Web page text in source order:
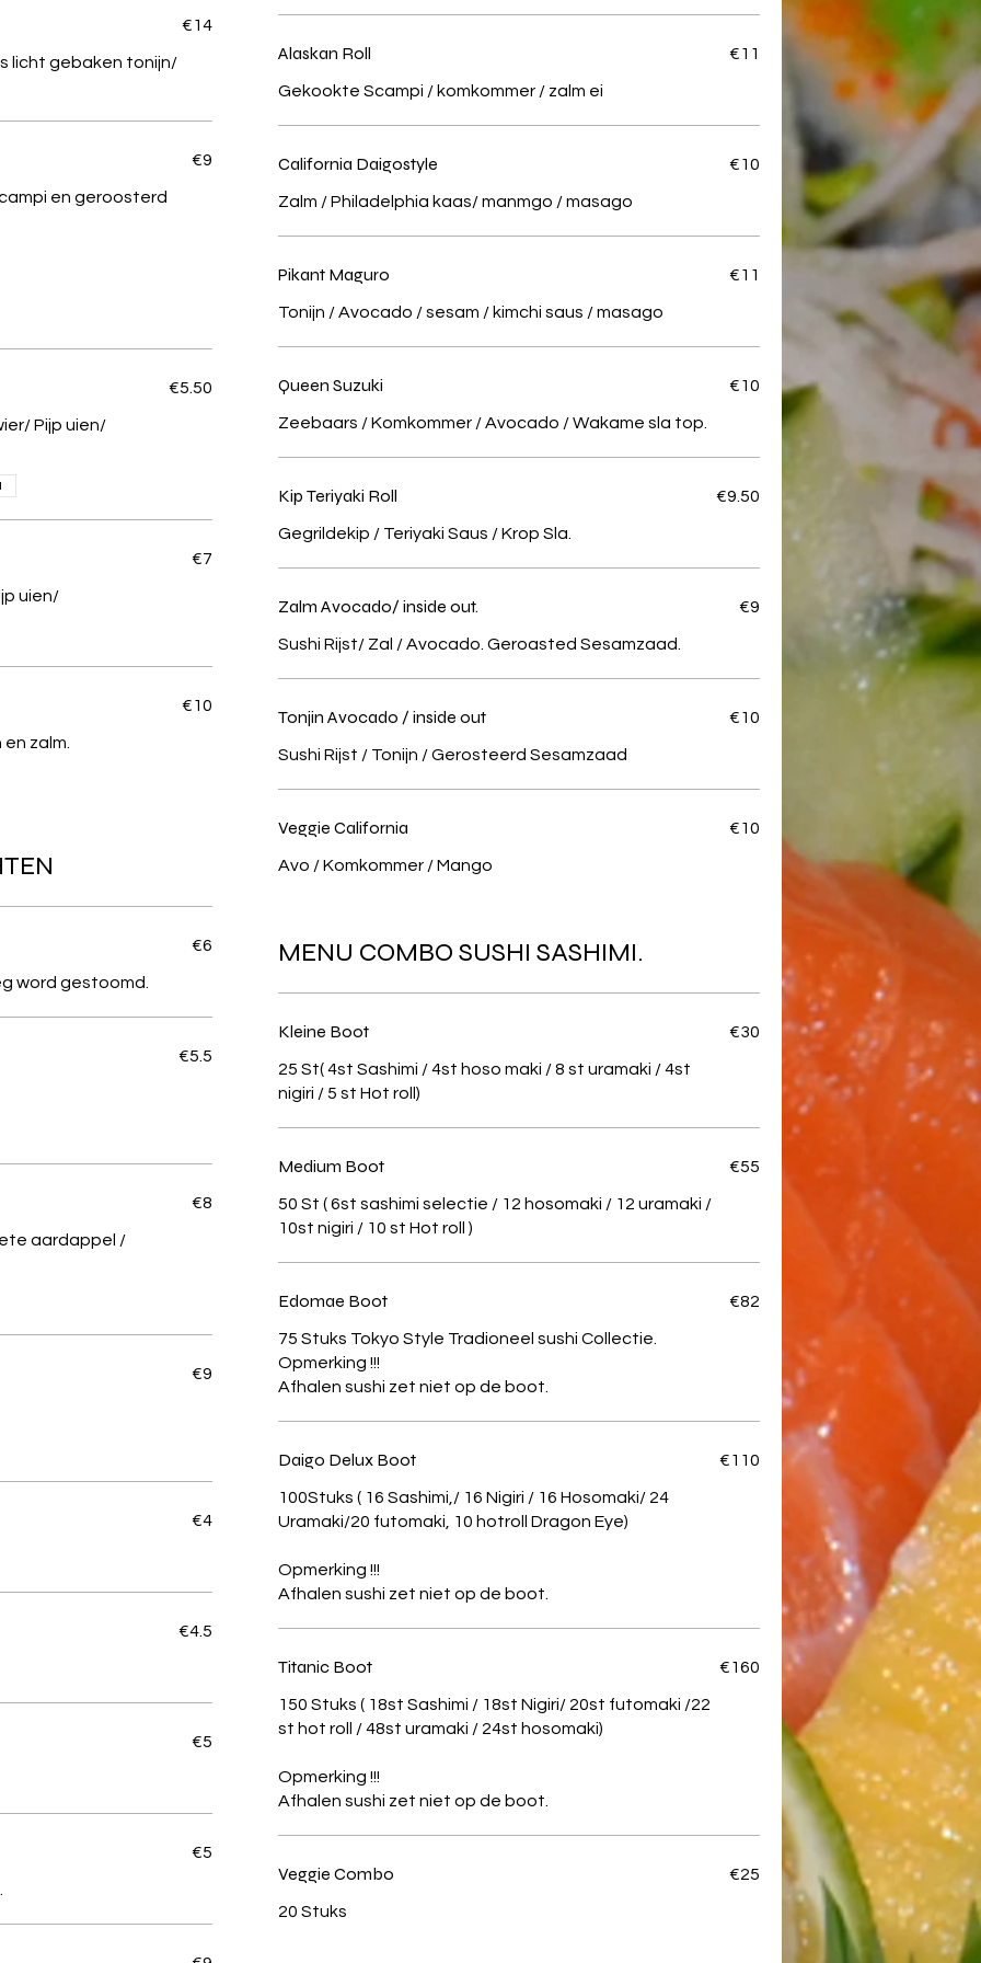
licht gebaken tonijn/
€14
€9
€5.50
uien/
€7
zalm.
€10
word gestoomd.
€6
€5.5
aardappel /
€8
€9
€4
€4.5
€5
€5
Alaskan Roll
Gekookte Scampi / komkommer / zalm ei
€11
California Daigostyle
Zalm / Philadelphia kaas/ manmgo / masago
€10
Pikant Maguro
Tonijn / Avocado / sesam / kimchi saus / masago
€11
Queen Suzuki
Zeebaars / Komkommer / Avocado / Wakame sla top.
€10
Kip Teriyaki Roll
Gegrildekip / Teriyaki Saus / Krop Sla.
€9.50
Zalm Avocado/ inside out.
Sushi Rijst/ Zal / Avocado. Geroasted Sesamzaad.
€9
Tonjin Avocado / inside out
Sushi Rijst / Tonijn / Gerosteerd Sesamzaad
€10
Veggie California
Avo / Komkommer / Mango
€10
MENU COMBO SUSHI SASHIMI.
Kleine Boot
25 St( 4st Sashimi / 4st hoso maki / 8 st uramaki / 4st
nigiri / 5 st Hot roll)
€30
Medium Boot
50 St ( 6st sashimi selectie / 12 hosomaki / 12 uramaki /
10st nigiri / 10 st Hot roll )
€55
Edomae Boot
75 Stuks Tokyo Style Tradioneel sushi Collectie.
Opmerking !!!
€82
Daigo Delux Boot
100Stuks ( 16 Sashimi,/ 16 Nigiri / 16 Hosomaki/ 24
Uramaki/20 futomaki, 10 hotroll Dragon Eye)
Opmerking !!!
€110
Titanic Boot
150 Stuks ( 18st Sashimi / 18st Nigiri/ 20st futomaki /22
st hot roll / 48st uramaki / 24st hosomaki)
Opmerking !!!
€160
Veggie Combo
20 Stuks
€25